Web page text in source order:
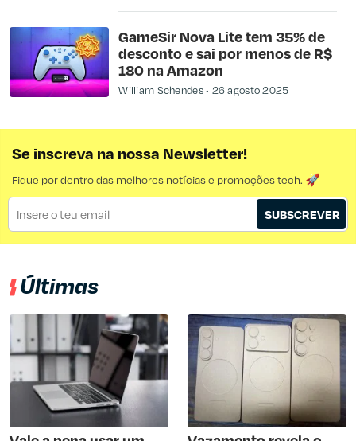
GameSir Nova Lite tem 35% de
desconto e sai por menos de R$
180 na Amazon
William Schendes 26 agosto 2025
Se inscreva na nossa Newsletter!
Fique por dentro das melhores notícias e promoções tech. 🚀
SUBSCREVER
Últimas